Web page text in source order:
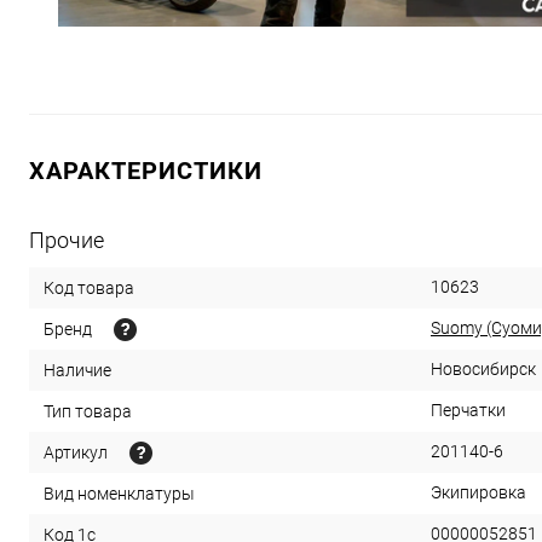
ХАРАКТЕРИСТИКИ
Прочие
Код товара 10623
Бренд Suomy
Наличие Новосибирск
Тип товара Перчатки
Артикул 201140-6
Вид номенклатуры Экипировка
Код 1с 00000052851